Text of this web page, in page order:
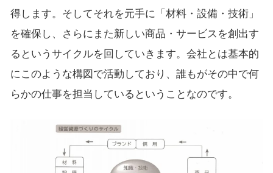
得します。そしてそれを元手に「材料・設備・技術」
を確保し、さらにまた新しい商品・サービスを創出す
るというサイクルを回していきます。会社とは基本的
にこのような構図で活動しており、誰もがその中で何
らかの仕事を担当しているということなのです。